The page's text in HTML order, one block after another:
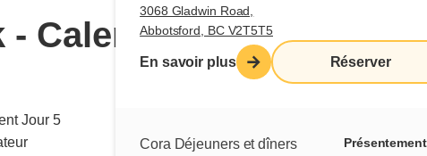
3068 Gladwin Road,
Abbotsford, BC V2T5T5
En savoir plus Réserver
Cora Déjeuners et dîners
Calendrier de l'avent
Jour 5